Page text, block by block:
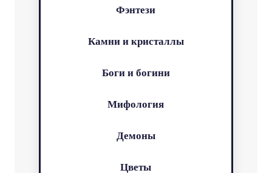
Фэнтези
Камни и кристаллы
Боги и богини
Мифология
Демоны
Цветы